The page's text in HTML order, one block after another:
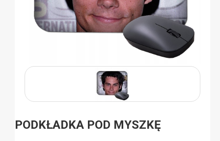
PODKŁADKA POD MYSZKĘ